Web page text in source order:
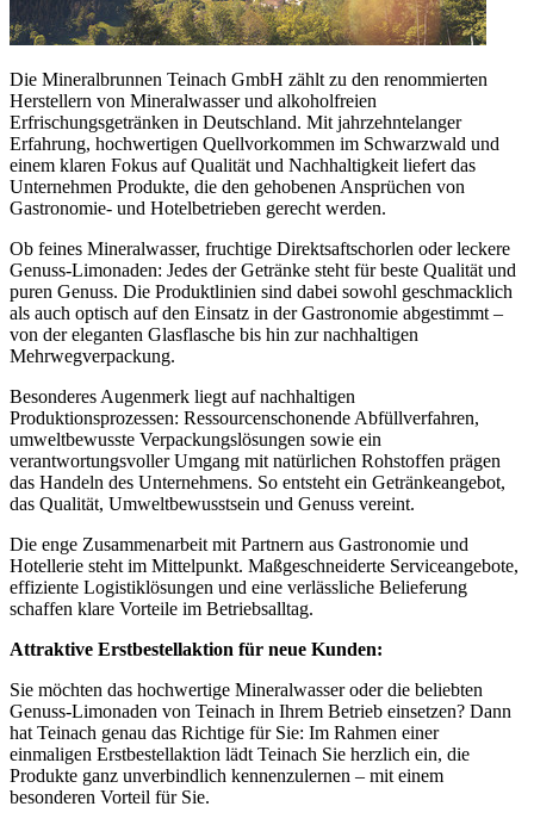
Die Mineralbrunnen Teinach GmbH zählt zu den renommierten
Herstellern von Mineralwasser und alkoholfreien
Erfrischungsgetränken in Deutschland. Mit jahrzehntelanger
Erfahrung, hochwertigen Quellvorkommen im Schwarzwald und
einem klaren Fokus auf Qualität und Nachhaltigkeit liefert das
Unternehmen Produkte, die den gehobenen Ansprüchen von
Gastronomie- und Hotelbetrieben gerecht werden.
Ob feines Mineralwasser, fruchtige Direktsaftschorlen oder leckere
Genuss-Limonaden: Jedes der Getränke steht für beste Qualität und
puren Genuss. Die Produktlinien sind dabei sowohl geschmacklich
als auch optisch auf den Einsatz in der Gastronomie abgestimmt –
von der eleganten Glasflasche bis hin zur nachhaltigen
Mehrwegverpackung.
Besonderes Augenmerk liegt auf nachhaltigen
Produktionsprozessen: Ressourcenschonende Abfüllverfahren,
umweltbewusste Verpackungslösungen sowie ein
verantwortungsvoller Umgang mit natürlichen Rohstoffen prägen
das Handeln des Unternehmens. So entsteht ein Getränkeangebot,
das Qualität, Umweltbewusstsein und Genuss vereint.
Die enge Zusammenarbeit mit Partnern aus Gastronomie und
Hotellerie steht im Mittelpunkt. Maßgeschneiderte Serviceangebote,
effiziente Logistiklösungen und eine verlässliche Belieferung
schaffen klare Vorteile im Betriebsalltag.
Attraktive Erstbestellaktion für neue Kunden:
Sie möchten das hochwertige Mineralwasser oder die beliebten
Genuss-Limonaden von Teinach in Ihrem Betrieb einsetzen? Dann
hat Teinach genau das Richtige für Sie: Im Rahmen einer
einmaligen Erstbestellaktion lädt Teinach Sie herzlich ein, die
Produkte ganz unverbindlich kennenzulernen – mit einem
besonderen Vorteil für Sie.